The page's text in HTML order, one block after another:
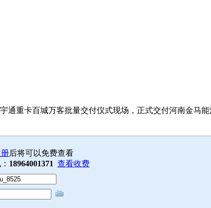
重卡百城万客批量交付仪式现场，正式交付河南金马
后将可以免费查看
18964001371 查看收费